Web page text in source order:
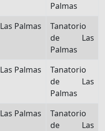
Palmas
Las Palmas
Tanatorio
de Las
Palmas
Las Palmas
Tanatorio
de Las
Palmas
Las Palmas
Tanatorio
de Las